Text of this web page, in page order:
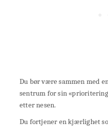
Du bør være sammen med
sentrum for sin
etter nesen.
Du fortjener en kjærlighet